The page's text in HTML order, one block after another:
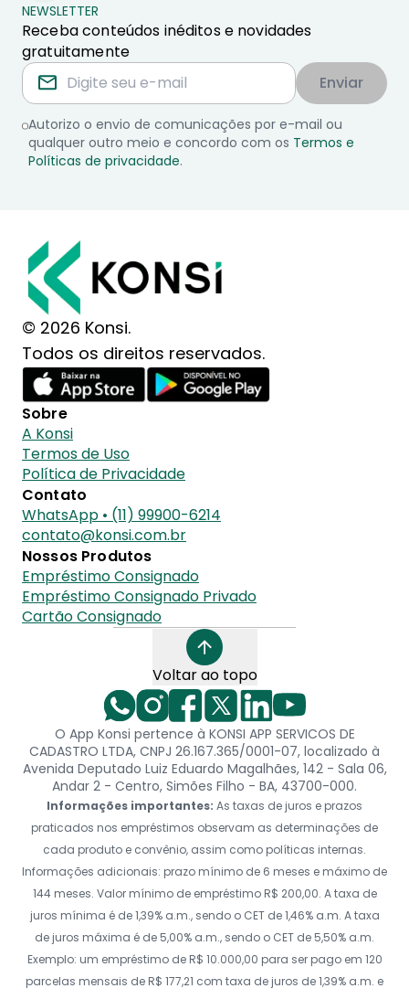
NEWSLETTER
Receba conteúdos inéditos e novidades
gratuitamente
Enviar
Autorizo o envio de comunicações por e-mail ou
qualquer outro meio e concordo com os Termos e
Políticas de privacidade.
© 2026 Konsi.
Todos os direitos reservados.
Sobre
A Konsi
Termos de Uso
Política de Privacidade
Contato
WhatsApp • (11) 99900-6214
contato@konsi.com.br
Nossos Produtos
Empréstimo Consignado
Empréstimo Consignado Privado
Cartão Consignado
Voltar ao topo
O App Konsi pertence à KONSI APP SERVICOS DE
CADASTRO LTDA, CNPJ 26.167.365/0001-07, localizado à
Avenida Deputado Luiz Eduardo Magalhães, 142 - Sala 06,
Andar 2 - Centro, Simões Filho - BA, 43700-000.
Informações importantes: As taxas de juros e prazos
praticados nos empréstimos observam as determinações de
cada produto e convênio, assim como políticas internas.
Informações adicionais: prazo mínimo de 6 meses e máximo de
144 meses. Valor mínimo de empréstimo R$ 200,00. A taxa de
juros mínima é de 1,39% a.m., sendo o CET de 1,46% a.m. A taxa
de juros máxima é de 5,00% a.m., sendo o CET de 5,50% a.m.
Exemplo: um empréstimo de R$ 10.000,00 para ser pago em 120
parcelas mensais de R$ 177,21 com taxa de juros de 1,39% a.m. e